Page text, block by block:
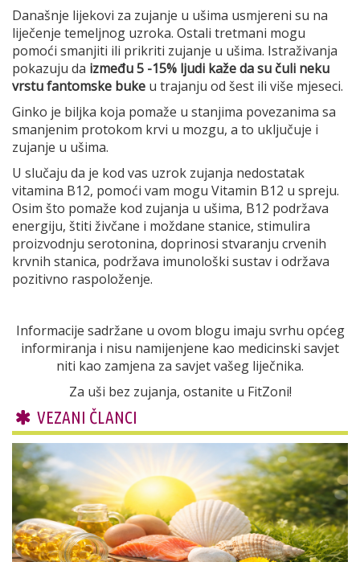
Današnje lijekovi za zujanje u ušima usmjereni su na
liječenje temeljnog uzroka. Ostali tretmani mogu
pomoći smanjiti ili prikriti zujanje u ušima. Istraživanja
pokazuju da između 5 -15% ljudi kaže da su čuli neku
vrstu fantomske buke u trajanju od šest ili više mjeseci.
Ginko je biljka koja pomaže u stanjima povezanima sa
smanjenim protokom krvi u mozgu, a to uključuje i
zujanje u ušima.
U slučaju da je kod vas uzrok zujanja nedostatak
vitamina B12, pomoći vam mogu Vitamin B12 u spreju.
Osim što pomaže kod zujanja u ušima, B12 podržava
energiju, štiti živčane i moždane stanice, stimulira
proizvodnju serotonina, doprinosi stvaranju crvenih
krvnih stanica, podržava imunološki sustav i održava
pozitivno raspoloženje.
Informacije sadržane u ovom blogu imaju svrhu općeg
informiranja i nisu namijenjene kao medicinski savjet
niti kao zamjena za savjet vašeg liječnika.
Za uši bez zujanja, ostanite u FitZoni!
VEZANI ČLANCI